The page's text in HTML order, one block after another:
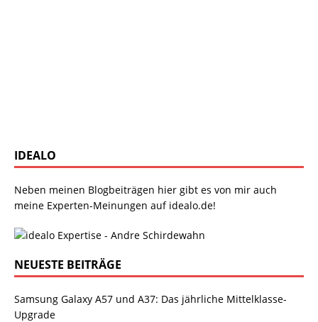
IDEALO
Neben meinen Blogbeiträgen hier gibt es von mir auch
meine Experten-Meinungen auf idealo.de!
NEUESTE BEITRÄGE
Samsung Galaxy A57 und A37: Das jährliche Mittelklasse-
Upgrade